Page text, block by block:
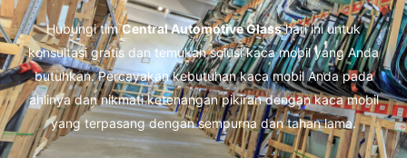
Hubungi timCentral Automotive Glasshari ini untuk
konsultasi gratis dan temukan solusi kaca mobil yang Anda
butuhkan. Percayakan kebutuhan kaca mobil Anda pada
ahlinya dan nikmati ketenangan pikiran dengan kaca mobil
yang terpasang dengan sempurna dan tahan lama.